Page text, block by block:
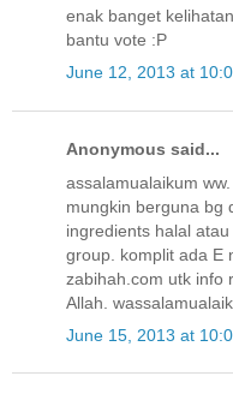
enak banget
bantu vote :P
June 12, 2013 at
Anonymous said...
assalamualaikum
mungkin berguna bg
ingredients halal
group. komplit ada E
zabihah.com utk info
Allah.
June 15, 2013 at